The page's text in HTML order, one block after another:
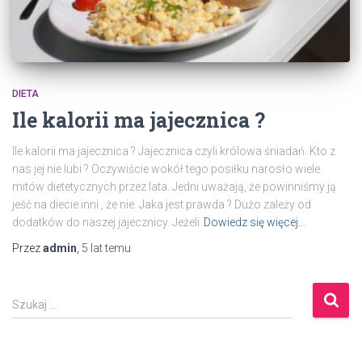
DIETA
Ile kalorii ma jajecznica ?
Ile kalorii ma jajecznica ? Jajecznica czyli królowa śniadań. Kto z
nas jej nie lubi ? Oczywiście wokół tego posiłku narosło wiele
mitów dietetycznych przez lata. Jedni uważają, że powinniśmy ją
jeść na diecie inni , że nie. Jaka jest prawda ? Dużo zależy od
dodatków do naszej jajecznicy. Jeżeli Dowiedz się więcej…
Przezadmin 5 lattemu
S
z
Szukaj …